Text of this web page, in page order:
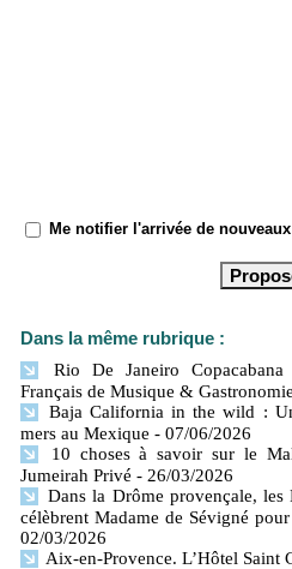
Me notifier l'arrivée de
Dans la même rubrique :
Rio De Janeiro
Français de Musique &
Baja California in the wild :
mers​ au Mexique - 07/06/2026
10 choses à savoir sur le
Jumeirah Privé - 26/03/2026
Dans la Drôme provençale,
célèbrent Madame de Sévigné
02/03/2026
Aix-en-Provence. L’Hôtel Saint